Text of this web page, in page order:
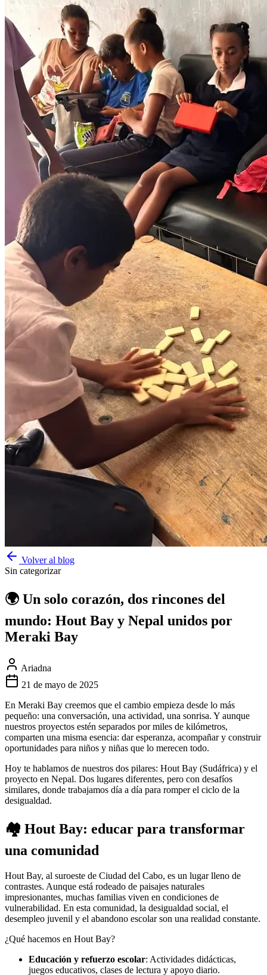
Volver al blog
Sin categorizar
🌍 Un solo corazón, dos rincones del
mundo: Hout Bay y Nepal unidos por
Meraki Bay
Ariadna
21 de mayo de 2025
En Meraki Bay creemos que el cambio empieza desde lo más
pequeño: una conversación, una actividad, una sonrisa. Y aunque
nuestros proyectos estén separados por miles de kilómetros,
comparten una misma esencia: dar esperanza, acompañar y construir
oportunidades para niños y niñas que lo merecen todo.
Hoy te hablamos de nuestros dos pilares: Hout Bay (Sudáfrica) y el
proyecto en Nepal. Dos lugares diferentes, pero con desafíos
similares, donde trabajamos día a día para romper el ciclo de la
desigualdad.
🏘️ Hout Bay: educar para transformar
una comunidad
Hout Bay, al suroeste de Ciudad del Cabo, es un lugar lleno de
contrastes. Aunque está rodeado de paisajes naturales
impresionantes, muchas familias viven en condiciones de
vulnerabilidad. En esta comunidad, la desigualdad social, el
desempleo juvenil y el abandono escolar son una realidad constante.
¿Qué hacemos en Hout Bay?
Educación y refuerzo escolar: Actividades didácticas,
juegos educativos, clases de lectura y apoyo diario.